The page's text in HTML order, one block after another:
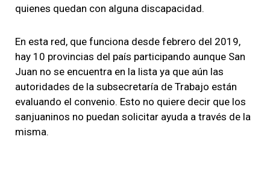
quienes quedan con alguna discapacidad.
En esta red, que funciona desde febrero del 2019,
hay 10 provincias del país participando aunque San
Juan no se encuentra en la lista ya que aún las
autoridades de la subsecretaría de Trabajo están
evaluando el convenio. Esto no quiere decir que los
sanjuaninos no puedan solicitar ayuda a través de la
misma.